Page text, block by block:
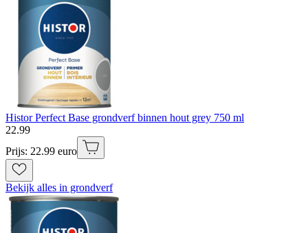
Histor Perfect Base grondverf binnen hout grey 750 ml
22.99
Prijs: 22.99 euro
Bekijk alles in grondverf